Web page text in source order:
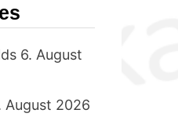
6. August
August 2026